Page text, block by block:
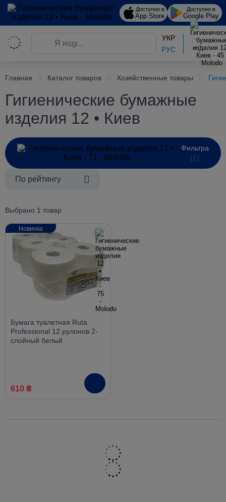
Доступно в
App Store
Доступно в
Google Play
УКР
РУС
Главная Каталог товаров Хозяйственные товары
Гигиенические бумажные
изделия 12 • Киев
Фильтра
(1)
По рейтингу
Выбрано 1 товар
Бумага туалетная Ruta
Professional 12 рулонов 2-
слойный белый
610 ₴
Новинка